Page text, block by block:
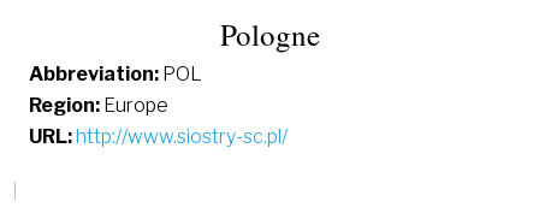
Pologne
Abbreviation: POL
Region: Europe
URL:http://www.siostry-sc.pl/